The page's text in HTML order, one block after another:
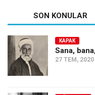
SON KONULAR
KAPAK
Sana,
27 TEM, 2020